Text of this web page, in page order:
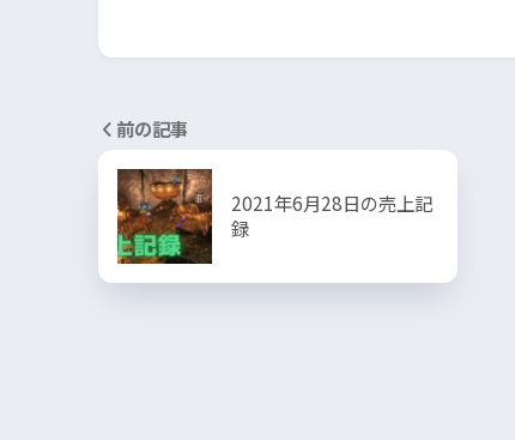
前の記事
2021年6月28日の売上記
録